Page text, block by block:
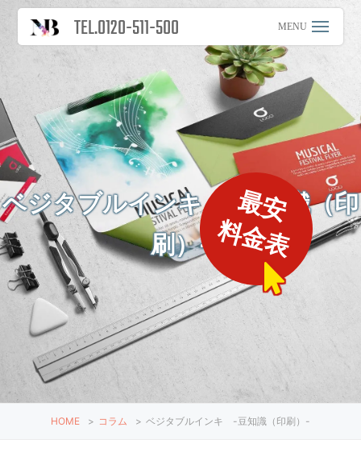
TEL.0120-511-500
ベジタブルインキ -豆知識（印
刷）-
最安
料金表
HOME > コラム > ベジタブルインキ -豆知識（印刷）-